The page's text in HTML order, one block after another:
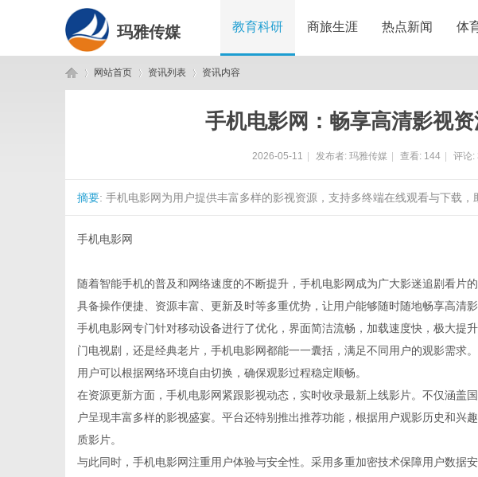
玛雅传媒 教育科研 商旅生涯 热点新闻 体
网站首页 资讯列表 资讯内容
手机电影网：畅享高清影视
2026-05-11 发布者: 玛雅传媒 查看: 144 评论:
摘要: 手机电影网为用户提供丰富多样的影视资源，支持多终端在线观看与下载，
手机电影网
随着智能手机的普及和网络速度的不断提升，手机电影网成为广大影迷追剧看片
具备操作便捷、资源丰富、更新及时等多重优势，让用户能够随时随地畅享高清影
手机电影网专门针对移动设备进行了优化，界面简洁流畅，加载速度快，极大提
门电视剧，还是经典老片，手机电影网都能一一囊括，满足不同用户的观影需求
用户可以根据网络环境自由切换，确保观影过程稳定顺畅。
在资源更新方面，手机电影网紧跟影视动态，实时收录最新上线影片。不仅涵盖
户呈现丰富多样的影视盛宴。平台还特别推出推荐功能，根据用户观影历史和兴
质影片。
与此同时，手机电影网注重用户体验与安全性。采用多重加密技术保障用户数据